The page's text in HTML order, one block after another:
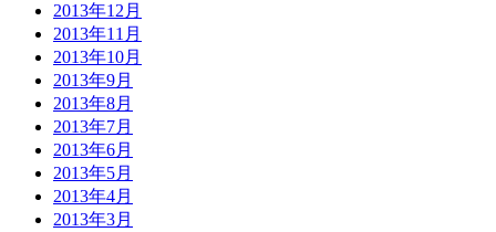
2013年12月
2013年11月
2013年10月
2013年9月
2013年8月
2013年7月
2013年6月
2013年5月
2013年4月
2013年3月